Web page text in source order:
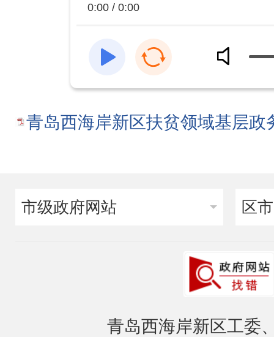
0:00 / 0:00
青岛西海岸新区扶贫领域基层政
市级政府网站 区
青岛西海岸新区工委